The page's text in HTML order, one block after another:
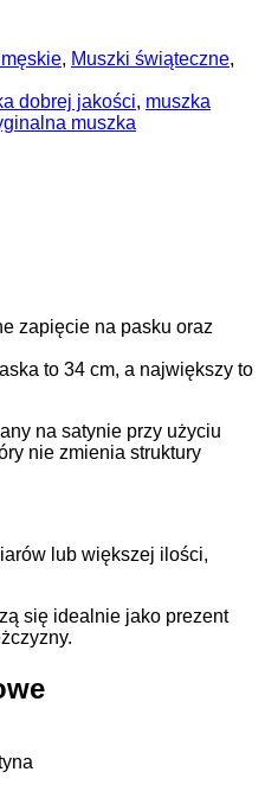
, Muszki świąteczne,
dobrej jakości, muszka
muszka
zapięcie na pasku oraz
to 34 cm, a największy to
na satynie przy użyciu
nie zmienia struktury
lub większej ilości,
się idealnie jako prezent